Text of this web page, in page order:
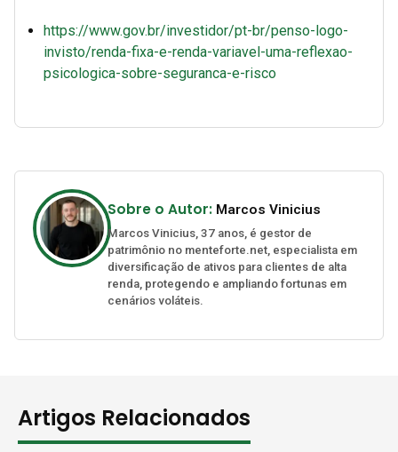
https://www.gov.br/investidor/pt-br/penso-logo-
invisto/renda-fixa-e-renda-variavel-uma-reflexao-
psicologica-sobre-seguranca-e-risco
Sobre o Autor: Marcos Vinicius
Marcos Vinicius, 37 anos, é gestor de
patrimônio no menteforte.net, especialista em
diversificação de ativos para clientes de alta
renda, protegendo e ampliando fortunas em
cenários voláteis.
Artigos Relacionados